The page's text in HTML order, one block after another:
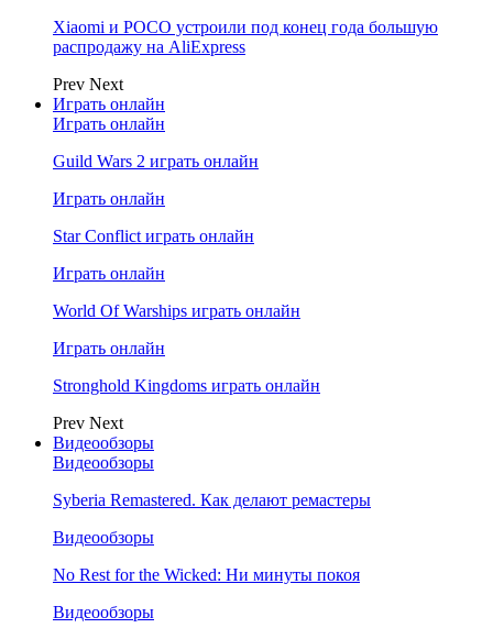
Xiaomi и POCO устроили под конец года большую
распродажу на AliExpress
Prev Next
Играть онлайн
Играть онлайн
Guild Wars 2 играть онлайн
Играть онлайн
Star Conflict играть онлайн
Играть онлайн
World Of Warships играть онлайн
Играть онлайн
Stronghold Kingdoms играть онлайн
Prev Next
Видеообзоры
Видеообзоры
Syberia Remastered. Как делают ремастеры
Видеообзоры
No Rest for the Wicked: Ни минуты покоя
Видеообзоры